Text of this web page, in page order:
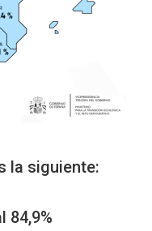
la siguiente:
84,9%